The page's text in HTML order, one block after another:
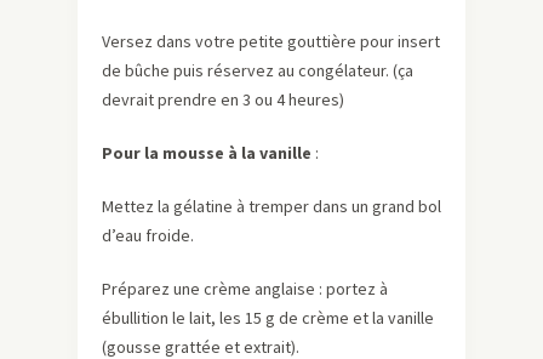
Versez dans votre petite gouttière pour insert
de bûche puis réservez au congélateur. (ça
devrait prendre en 3 ou 4 heures)
Pour la mousse à la vanille :
Mettez la gélatine à tremper dans un grand bol
d’eau froide.
Préparez une crème anglaise : portez à
ébullition le lait, les 15 g de crème et la vanille
(gousse grattée et extrait).